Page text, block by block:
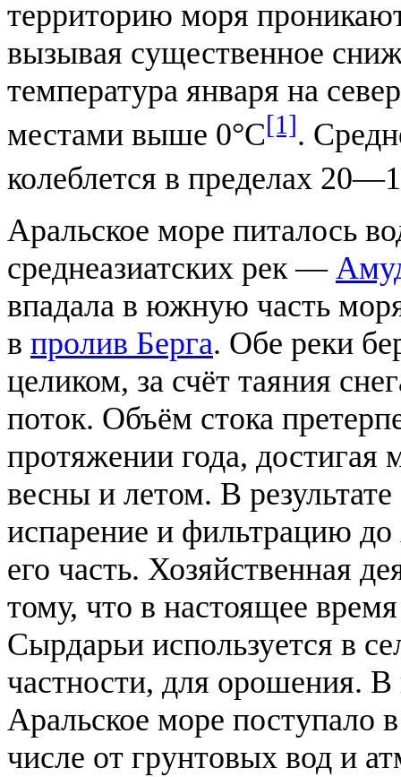
территорию моря
вызывая существенное
температура января на
местами выше 0°С[1].
колеблется в пределах
Аральское море питалось
среднеазиатских рек —
впадала в южную часть
в пролив Берга. Обе реки
целиком, за счёт таяния
поток. Объём стока
протяжении года, достигая
весны и летом. В
испарение и фильтрацию до
его часть. Хозяйственная
тому, что в настоящее
Сырдарьи используется в
частности, для орошения.
Аральское море поступало
числе от грунтовых вод и